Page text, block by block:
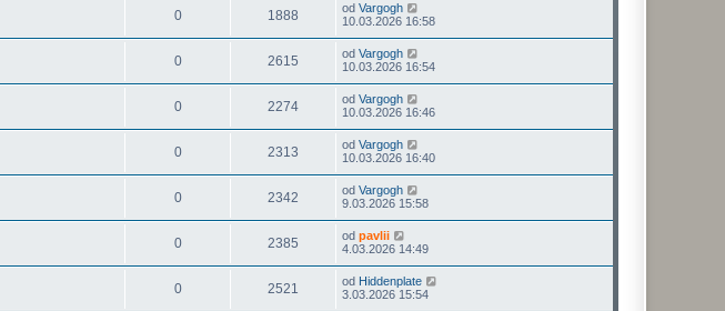
0 1888 od Vargogh
10.03.2026 16:58
0 2615 od Vargogh
10.03.2026 16:54
0 2274 od Vargogh
10.03.2026 16:46
0 2313 od Vargogh
10.03.2026 16:40
0 2342 od Vargogh
9.03.2026 15:58
0 2385 od pavlii
4.03.2026 14:49
0 2521 od Hiddenplate
3.03.2026 15:54